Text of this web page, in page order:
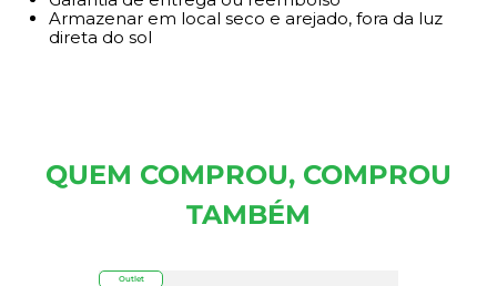
Armazenar em local seco e arejado, fora da luz
direta do sol
QUEM COMPROU, COMPROU
TAMBÉM
Outlet